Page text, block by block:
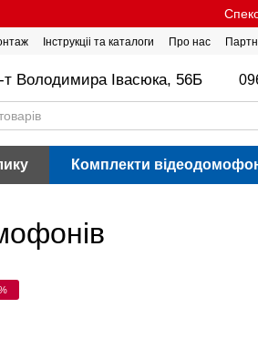
Інструкціі та каталоги Про нас
т Володимира Івасюка, 56Б
Комплекти